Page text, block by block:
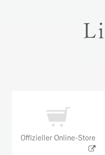
Offizieller Online-Store